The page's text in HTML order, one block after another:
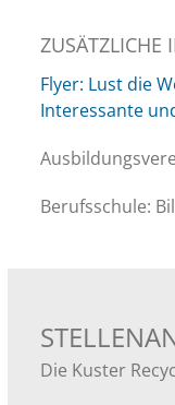
ZUSÄTZLICHE
Flyer: Lust die
Interessante
Berufsschule:
Die Kuster